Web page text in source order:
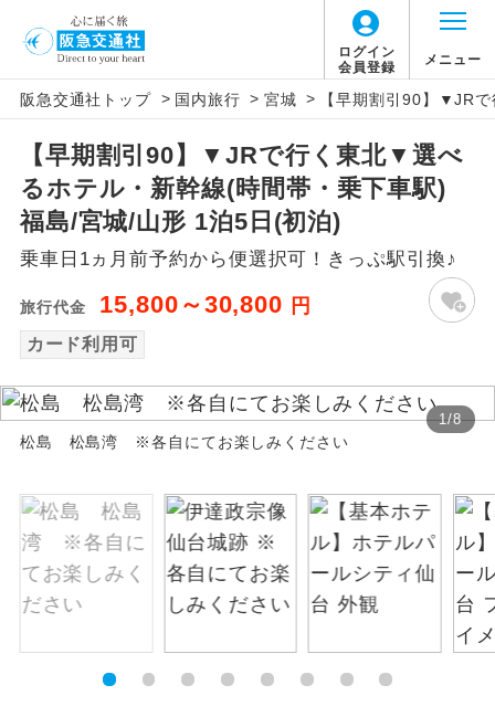
ログイン
会員登録
メニュー
阪急交通社トップ > 国内旅行 > 宮城 > 【早期割引90】▼JR
【早期割引90】▼JRで行く東北▼選べ
るホテル・新幹線(時間帯・乗下車駅)
福島/宮城/山形 1泊5日(初泊)
乗車日1ヵ月前予約から便選択可！きっぷ駅引換♪
旅行代金 15,800～30,800 円
カード利用可
1/8
松島 松島湾 ※各自にてお楽しみください
アイコン 説明
添乗員同行
往路出発空港（駅）から復路到着空港
（駅）まで同行します。
現地添乗員同
行
現地到着空港（駅）から最終日出発空港
（駅）まで添乗員が同行します。
務
バスガイドが乗務し、車内での観光案内
新コース 初登場のコースです。
絶景 絶景スポットに立ち寄るコースです。
温泉地にも宿泊するコースです。
ご宿泊ホテルに露天風呂が付いていま
す。